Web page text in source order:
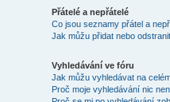
Přátelé a nepřátelé
Co jsou seznamy přátel a
Jak můžu přidat nebo
Vyhledávání ve fóru
Jak můžu vyhledávat na
Proč moje vyhledávání nic